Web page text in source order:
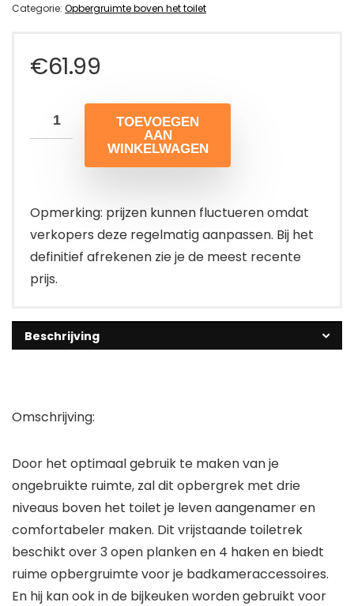
Categorie: Opbergruimte boven het toilet
€61.99
TOEVOEGEN
AAN
WINKELWAGEN
Opmerking: prijzen kunnen fluctueren omdat
verkopers deze regelmatig aanpassen. Bij het
definitief afrekenen zie je de meest recente
prijs.
Beschrijving
Omschrijving:
Door het optimaal gebruik te maken van je
ongebruikte ruimte, zal dit opbergrek met drie
niveaus boven het toilet je leven aangenamer en
comfortabeler maken. Dit vrijstaande toiletrek
beschikt over 3 open planken en 4 haken en biedt
ruime opbergruimte voor je badkameraccessoires.
En hij kan ook in de bijkeuken worden gebruikt voor